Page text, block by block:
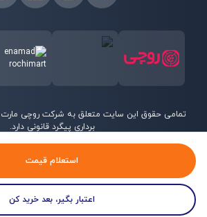
استعلام قیمت
اعتبار بگیر، بعد خرید کن
تمامی حقوق این سایت متعلق به شرکت روچی
برداری پیگرد قانونی دارد.
©
2026روچی مارت - تمامی حقوق